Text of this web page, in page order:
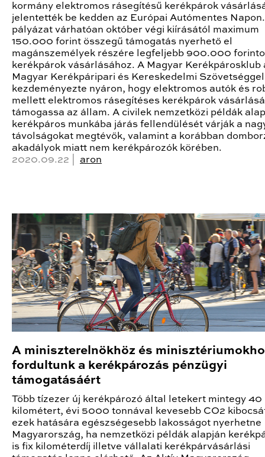
kormány elektromos rásegítésű kerékpárok
jelentették be kedden az Európai Autómentes
pályázat várhatóan október végi kiírásától maximum
150.000 forint összegű támogatás nyerhető el
magánszemélyek részére legfeljebb 900.000
kerékpárok vásárlásához. A Magyar Kerékpárosklub
Magyar Kerékpáripari és Kereskedelmi Szövetséggel
kezdeményezte nyáron, hogy elektromos autók és
mellett elektromos rásegítéses kerékpárok
támogassa az állam. A civilek nemzetközi példák
kerékpáros munkába járás fellendülését várják a
távolságokat megtévők, valamint a korábban
akadályok miatt nem kerékpározók körében.
2020.09.22 | aron
A miniszterelnökhöz és
fordultunk a kerékpározás pénzügyi
támogatásáért
Több tízezer új kerékpározó által letekert mintegy 40
kilométert, évi 5000 tonnával kevesebb CO2
ezek hatására egészségesebb lakosságot nyerhetne
Magyarország, ha nemzetközi példák alapján
is fix kilométerdíj illetve vállalati kerékpárvásárlási